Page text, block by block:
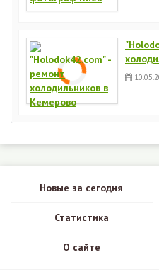
Новые за сегодня
Статистика
О сайте